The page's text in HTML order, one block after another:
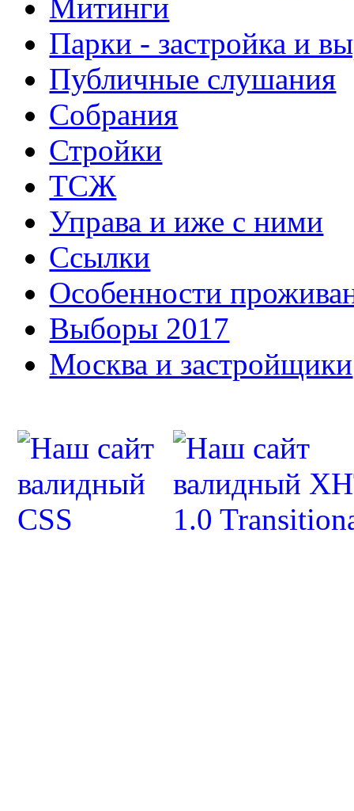
Митинги
Парки - застройка и
Публичные слушания
Собрания
Стройки
ТСЖ
Управа и иже с ними
Ссылки
Особенности
Выборы 2017
Москва и застройщики